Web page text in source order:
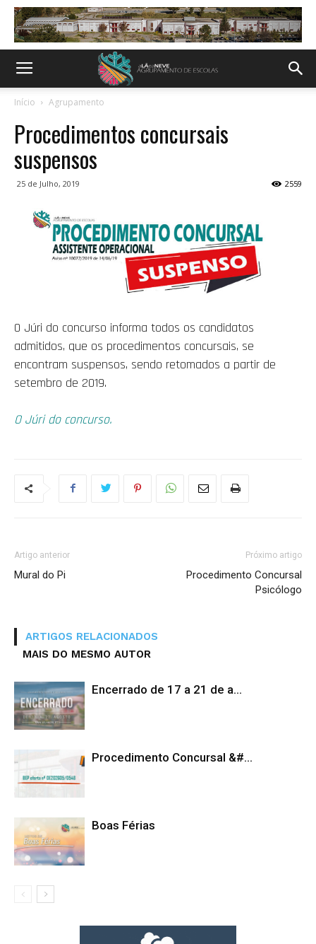
Início Agrupamento
Procedimentos concursais
suspensos
25 de Julho, 2019 2559
O Júri do concurso informa todos os candidatos
admitidos, que os procedimentos concursais, se
encontram suspensos, sendo retomados a partir de
setembro de 2019.
O Júri do concurso.
Artigo anterior
Mural do Pi
Próximo artigo
Procedimento Concursal
Psicólogo
ARTIGOS RELACIONADOS
MAIS DO MESMO AUTOR
Encerrado de 17 a 21 de a...
Procedimento Concursal &#...
Boas Férias